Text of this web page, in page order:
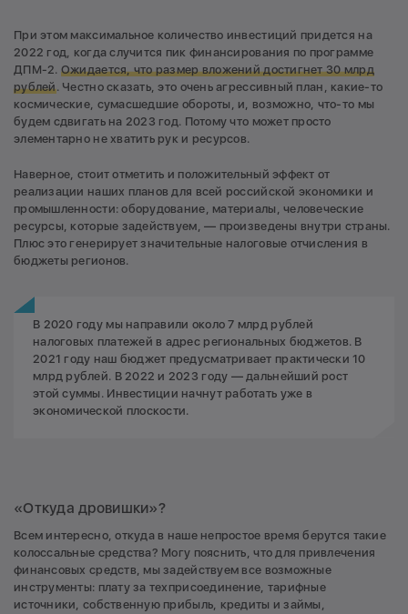
При этом максимальное количество инвестиций придется на
2022 год, когда случится пик финансирования по программе
ДПМ-2. Ожидается, что размер вложений достигнет 30 млрд
рублей. Честно сказать, это очень агрессивный план, какие-то
космические, сумасшедшие обороты, и, возможно, что-то мы
будем сдвигать на 2023 год. Потому что может просто
элементарно не хватить рук и ресурсов.
Наверное, стоит отметить и положительный эффект от
реализации наших планов для всей российской экономики и
промышленности: оборудование, материалы, человеческие
ресурсы, которые задействуем, — произведены внутри страны.
Плюс это генерирует значительные налоговые отчисления в
бюджеты регионов.
В 2020 году мы направили около 7 млрд рублей
налоговых платежей в адрес региональных бюджетов. В
2021 году наш бюджет предусматривает практически 10
млрд рублей. В 2022 и 2023 году — дальнейший рост
этой суммы. Инвестиции начнут работать уже в
экономической плоскости.
«Откуда дровишки»?
Всем интересно, откуда в наше непростое время берутся такие
колоссальные средства? Могу пояснить, что для привлечения
финансовых средств, мы задействуем все возможные
инструменты: плату за техприсоединение, тарифные
источники, собственную прибыль, кредиты и займы,